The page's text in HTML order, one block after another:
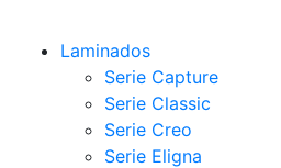
Laminados
Serie Capture
Serie Classic
Serie Creo
Serie Eligna